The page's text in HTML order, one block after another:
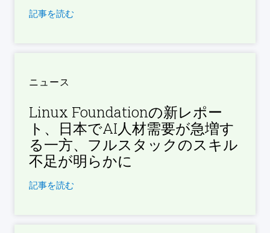
記事を読む
ニュース
Linux Foundationの新レポー
ト、日本でAI人材需要が急増す
る一方、フルスタックのスキル
不足が明らかに
記事を読む